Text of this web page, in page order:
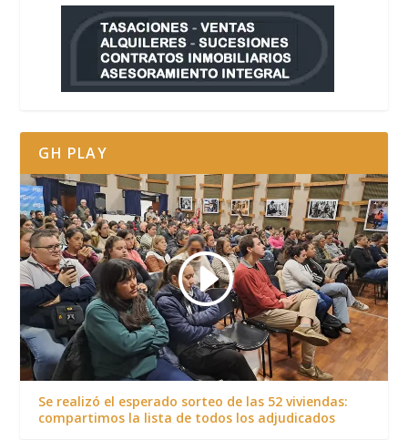
GH PLAY
Se realizó el esperado sorteo de las 52 viviendas:
compartimos la lista de todos los adjudicados